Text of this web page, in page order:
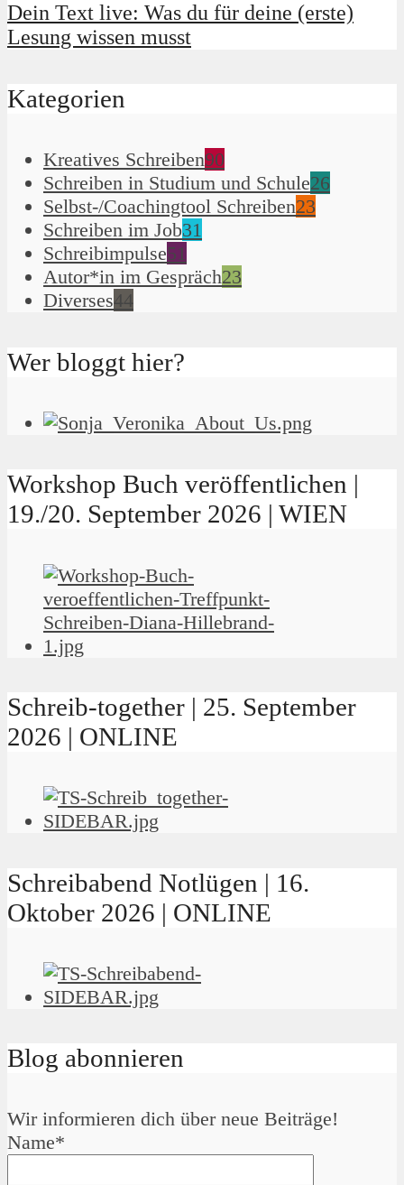
Dein Text live: Was du für deine (erste)
Lesung wissen musst
Kategorien
Kreatives Schreiben90
Schreiben in Studium und Schule26
Selbst-/Coachingtool Schreiben23
Schreiben im Job31
Schreibimpulse51
Autor*in im Gespräch23
Diverses44
Wer bloggt hier?
Workshop Buch veröffentlichen |
19./20. September 2026 | WIEN
Schreib-together | 25. September
2026 | ONLINE
Schreibabend Notlügen | 16.
Oktober 2026 | ONLINE
Blog abonnieren
Wir informieren dich über neue Beiträge!
Name*